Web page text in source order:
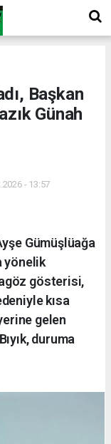
Başkan
Günah
- 13:57
Gümüşlüağa
yönelik
gösterisi,
kısa
gelen
duruma